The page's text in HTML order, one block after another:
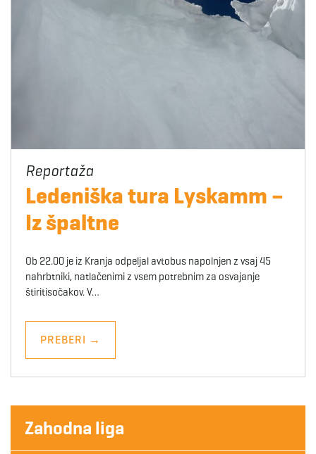
Ledeniška tura Lyskamm –
Iz špaltne
Ob 22.00 je iz Kranja odpeljal avtobus napolnjen z vsaj 45
nahrbtniki, natlačenimi z vsem potrebnim za osvajanje
štiritisočakov. V…
PREBERI →
Zahodna liga